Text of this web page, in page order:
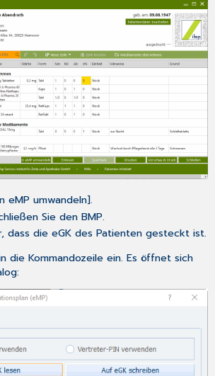
eMP umwandeln].
Sie den BMP.
dass die eGK des Patienten gesteckt ist.
die Kommandozeile ein. Es öffnet sich